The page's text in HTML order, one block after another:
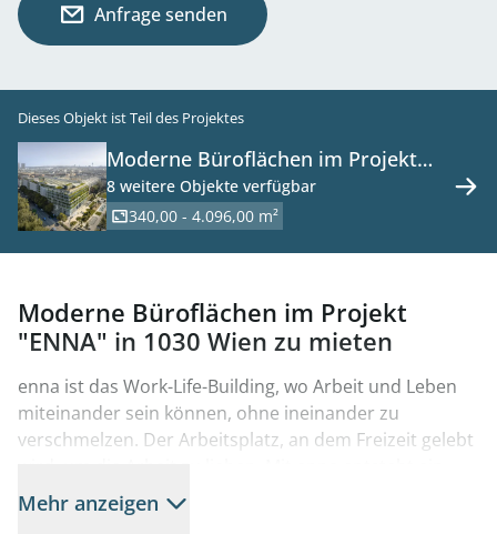
Anfrage senden
Dieses Objekt ist Teil des Projektes
Moderne Büroflächen im Projekt
"ENNA" in 1030 Wien zu mieten
8 weitere Objekte verfügbar
340,00 - 4.096,00 m²
Moderne Büroflächen im Projekt
"ENNA" in 1030 Wien zu mieten
enna ist das Work-Life-Building, wo Arbeit und Leben
miteinander sein können, ohne ineinander zu
verschmelzen. Der Arbeitsplatz, an dem Freizeit gelebt
Bürokomplex, welcher ein nachthaltiges und
innovatives Wertekonzept verfolgt, das den Menschen
Mehr anzeigen